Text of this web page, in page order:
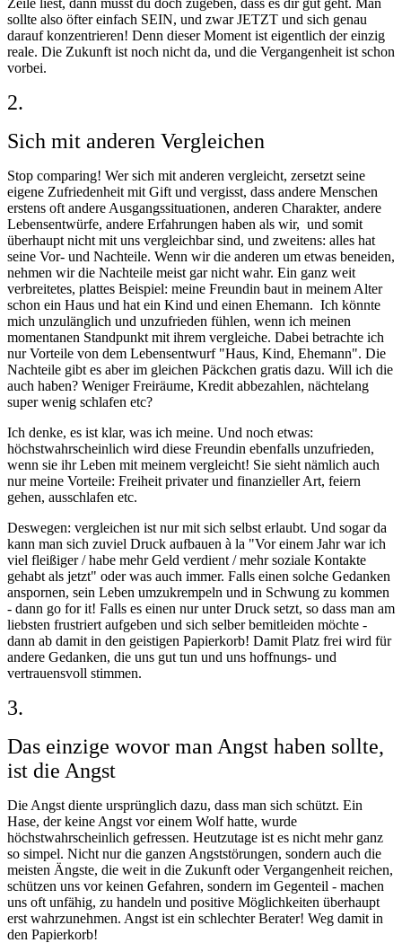
sollte also öfter einfach SEIN, und zwar JETZT und sich genau
darauf konzentrieren! Denn dieser Moment ist eigentlich der einzig
reale. Die Zukunft ist noch nicht da, und die Vergangenheit ist schon
vorbei.
2.
Sich mit anderen Vergleichen
Stop comparing! Wer sich mit anderen vergleicht, zersetzt seine
eigene Zufriedenheit mit Gift und vergisst, dass andere Menschen
erstens oft andere Ausgangssituationen, anderen Charakter, andere
Lebensentwürfe, andere Erfahrungen haben als wir, und somit
überhaupt nicht mit uns vergleichbar sind, und zweitens: alles hat
seine Vor- und Nachteile. Wenn wir die anderen um etwas beneiden,
nehmen wir die Nachteile meist gar nicht wahr. Ein ganz weit
verbreitetes, plattes Beispiel: meine Freundin baut in meinem Alter
schon ein Haus und hat ein Kind und einen Ehemann. Ich könnte
mich unzulänglich und unzufrieden fühlen, wenn ich meinen
momentanen Standpunkt mit ihrem vergleiche. Dabei betrachte ich
nur Vorteile von dem Lebensentwurf "Haus, Kind, Ehemann". Die
Nachteile gibt es aber im gleichen Päckchen gratis dazu. Will ich die
auch haben? Weniger Freiräume, Kredit abbezahlen, nächtelang
super wenig schlafen etc?
Ich denke, es ist klar, was ich meine. Und noch etwas:
höchstwahrscheinlich wird diese Freundin ebenfalls unzufrieden,
wenn sie ihr Leben mit meinem vergleicht! Sie sieht nämlich auch
nur meine Vorteile: Freiheit privater und finanzieller Art, feiern
gehen, ausschlafen etc.
Deswegen: vergleichen ist nur mit sich selbst erlaubt. Und sogar da
kann man sich zuviel Druck aufbauen à la "Vor einem Jahr war ich
viel fleißiger / habe mehr Geld verdient / mehr soziale Kontakte
gehabt als jetzt" oder was auch immer. Falls einen solche Gedanken
anspornen, sein Leben umzukrempeln und in Schwung zu kommen
- dann go for it! Falls es einen nur unter Druck setzt, so dass man am
liebsten frustriert aufgeben und sich selber bemitleiden möchte -
dann ab damit in den geistigen Papierkorb! Damit Platz frei wird für
andere Gedanken, die uns gut tun und uns hoffnungs- und
vertrauensvoll stimmen.
3.
Das einzige wovor man Angst haben sollte,
ist die Angst
Die Angst diente ursprünglich dazu, dass man sich schützt. Ein
Hase, der keine Angst vor einem Wolf hatte, wurde
höchstwahrscheinlich gefressen. Heutzutage ist es nicht mehr ganz
so simpel. Nicht nur die ganzen Angststörungen, sondern auch die
meisten Ängste, die weit in die Zukunft oder Vergangenheit reichen,
schützen uns vor keinen Gefahren, sondern im Gegenteil - machen
uns oft unfähig, zu handeln und positive Möglichkeiten überhaupt
erst wahrzunehmen. Angst ist ein schlechter Berater! Weg damit in
den Papierkorb!